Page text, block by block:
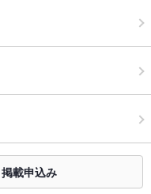
載申込み